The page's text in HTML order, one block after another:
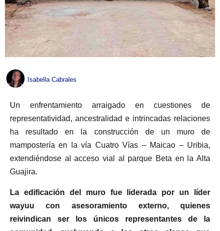
Isabella Cabrales
Un enfrentamiento arraigado en cuestiones de
representatividad, ancestralidad e intrincadas relaciones
ha resultado en la construcción de un muro de
mampostería en la vía Cuatro Vías – Maicao – Uribia,
extendiéndose al acceso vial al parque Beta en la Alta
Guajira.
La edificación del muro fue liderada por un líder
wayuu con asesoramiento externo, quienes
reivindican ser los únicos representantes de la